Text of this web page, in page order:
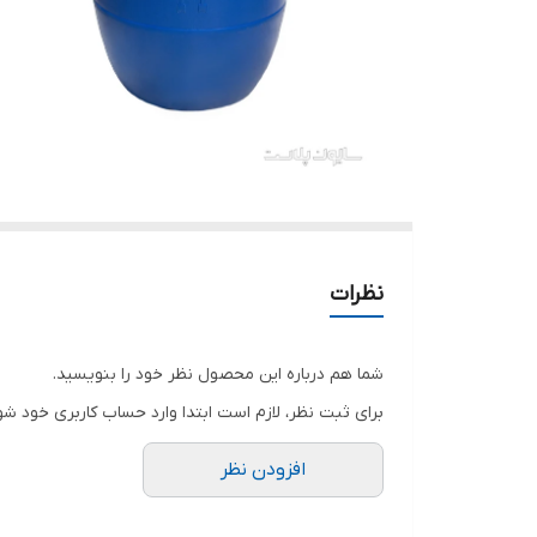
نظرات
شما هم درباره این محصول نظر خود را بنویسید.
برای ثبت نظر، لازم است ابتدا وارد حساب کاربری خود
افزودن نظر